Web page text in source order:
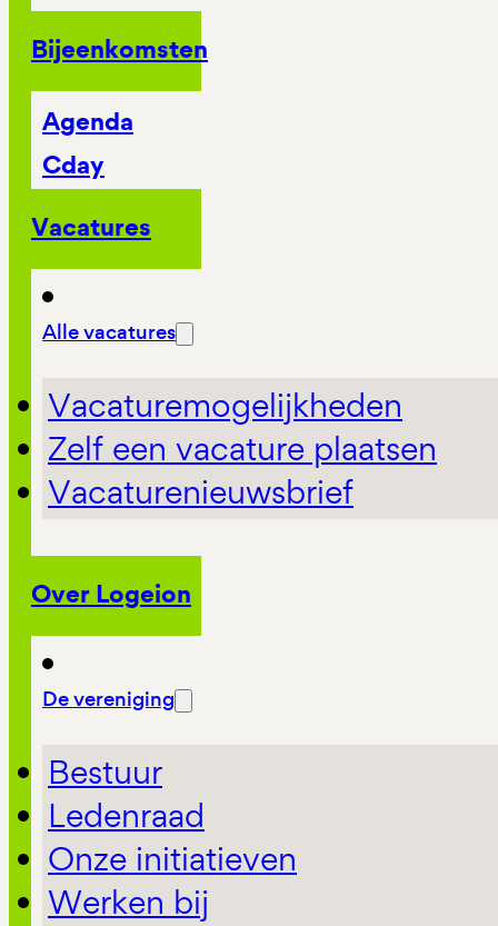
Bijeenkomsten
Agenda
Cday
Vacatures
Alle vacatures
Vacaturemogelijkheden
Zelf een vacature plaatsen
Vacaturenieuwsbrief
Over Logeion
De vereniging
Bestuur
Ledenraad
Onze initiatieven
Werken bij